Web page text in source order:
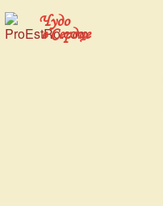
Чудо
в Сердце